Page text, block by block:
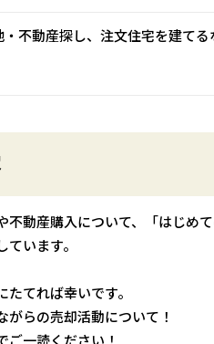
不動産探し、注文住宅を建て
不動産購入について、「はじめ
います。
たてれば幸いです。
がらの売却活動について！